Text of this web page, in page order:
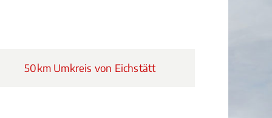
50km Umkreis von Eichstätt